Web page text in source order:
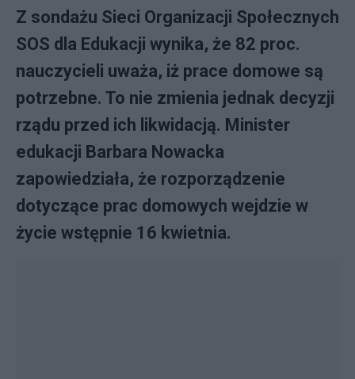
Z sondażu Sieci Organizacji Społecznych
SOS dla Edukacji wynika, że 82 proc.
nauczycieli uważa, iż prace domowe są
potrzebne. To nie zmienia jednak decyzji
rządu przed ich likwidacją. Minister
edukacji Barbara Nowacka
zapowiedziała, że rozporządzenie
dotyczące prac domowych wejdzie w
życie wstępnie 16 kwietnia.